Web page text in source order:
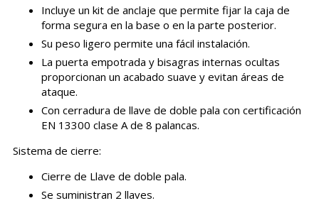
Incluye un kit de anclaje que permite fijar la caja de
forma segura en la base o en la parte posterior.
Su peso ligero permite una fácil instalación.
La puerta empotrada y bisagras internas ocultas
proporcionan un acabado suave y evitan áreas de
ataque.
Con cerradura de llave de doble pala con certificación
EN 13300 clase A de 8 palancas.
Sistema de cierre:
Cierre de Llave de doble pala.
Se suministran 2 llaves.